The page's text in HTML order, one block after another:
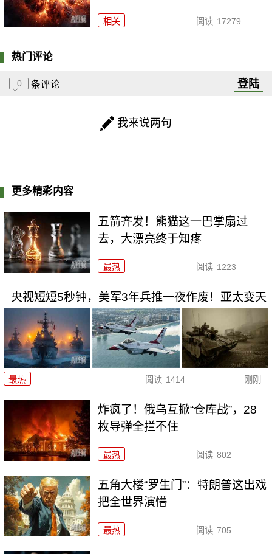
相关 阅读 17279
热门评论
0 条评论 登陆
我来说两句
更多精彩内容
五箭齐发！熊猫这一巴掌扇过
去，大漂亮终于知疼
最热 阅读 1223
央视短短5秒钟，美军3年兵推一夜作废！亚太变天
最热 阅读 1414 刚刚
炸疯了！俄乌互掀“仓库战”，28
枚导弹全拦不住
最热 阅读 802
五角大楼“罗生门”：特朗普这出戏
把全世界演懵
最热 阅读 705